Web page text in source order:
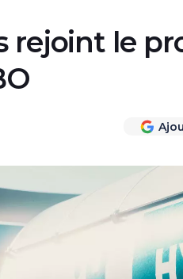
rejoint le